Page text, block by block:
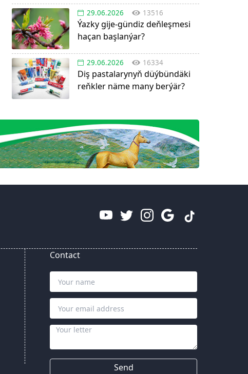
29.06.2026 13516
Ýazky gije-gündiz deňleşmesi
haçan başlanýar?
29.06.2026 16334
Diş pastalarynyň düýbündäki
reňkler näme many berýär?
Contact
Send